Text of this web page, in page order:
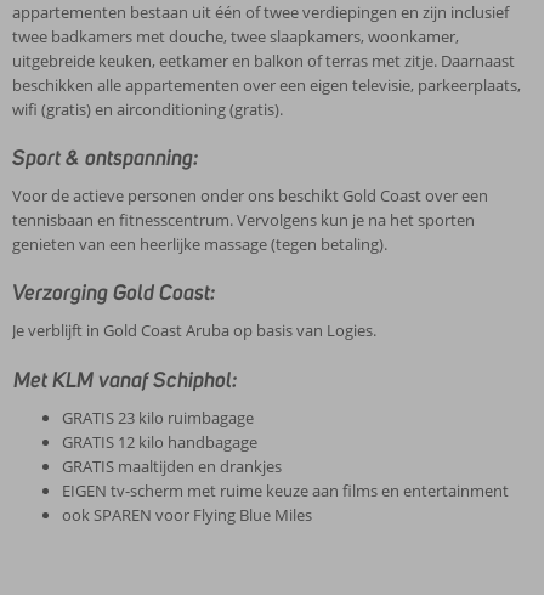
appartementen bestaan uit één of twee verdiepingen en zijn inclusief
twee badkamers met douche, twee slaapkamers, woonkamer,
uitgebreide keuken, eetkamer en balkon of terras met zitje. Daarnaast
beschikken alle appartementen over een eigen televisie, parkeerplaats,
wifi (gratis) en airconditioning (gratis).
Sport & ontspanning:
Voor de actieve personen onder ons beschikt Gold Coast over een
tennisbaan en fitnesscentrum. Vervolgens kun je na het sporten
genieten van een heerlijke massage (tegen betaling).
Verzorging Gold Coast:
Je verblijft in Gold Coast Aruba op basis van Logies.
Met KLM vanaf Schiphol:
GRATIS 23 kilo ruimbagage
GRATIS 12 kilo handbagage
GRATIS maaltijden en drankjes
EIGEN tv-scherm met ruime keuze aan films en entertainment
ook SPAREN voor Flying Blue Miles